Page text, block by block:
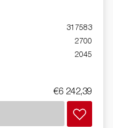
317583
2700
2045
€6 242,39